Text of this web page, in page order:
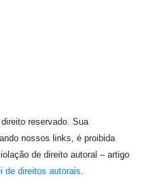
reservado. Sua
nossos links, é proibida
de direito autoral – artigo
de direitos autorais.